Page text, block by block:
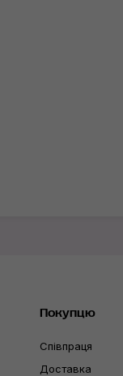
Покупцю
Співпраця
Доставка